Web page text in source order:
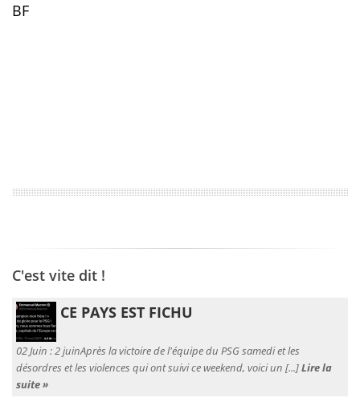
BF
C'est vite dit !
CE PAYS EST FICHU
02 Juin :2 juinAprès la victoire de l'équipe du PSG samedi et les
désordres et les violences qui ont suivi ce weekend, voici un [...]Lire la
suite »